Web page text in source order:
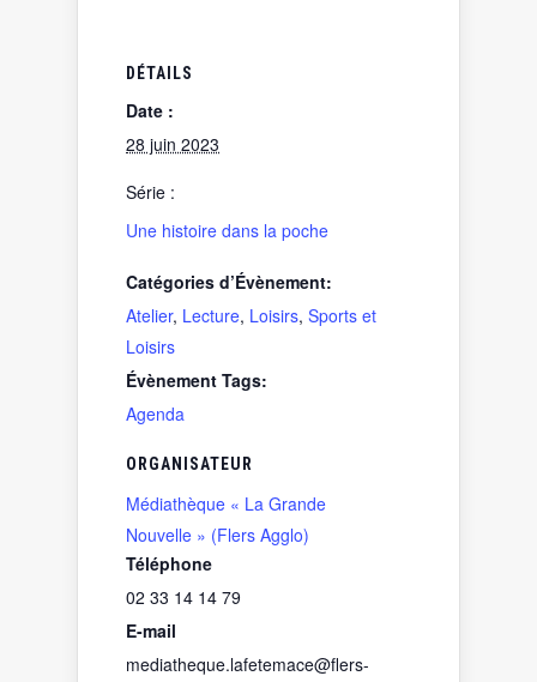
DÉTAILS
Date :
28 juin 2023
Série :
Une histoire dans la poche
Catégories d’Évènement:
Atelier, Lecture, Loisirs, Sports et
Loisirs
Évènement Tags:
Agenda
ORGANISATEUR
Médiathèque « La Grande
Nouvelle » (Flers Agglo)
Téléphone
02 33 14 14 79
E-mail
mediatheque.lafetemace@flers-